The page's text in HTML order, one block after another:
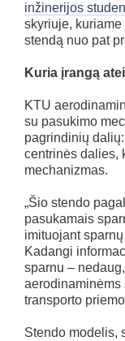
inžinerijos
skyriuje,
stendą nuo pat
Kuria įrangą
KTU
su pasukimo
pagrindinių
centrinės dalies,
mechanizmas.
„Šio stendo
pasukamais
imituojant
Kadangi
sparnu –
aerodinaminėms
transporto
Stendo modelis,